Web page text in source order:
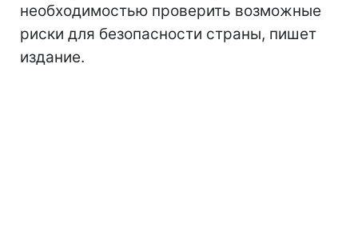
необходимостью проверить возможные
риски для безопасности страны, пишет
издание.